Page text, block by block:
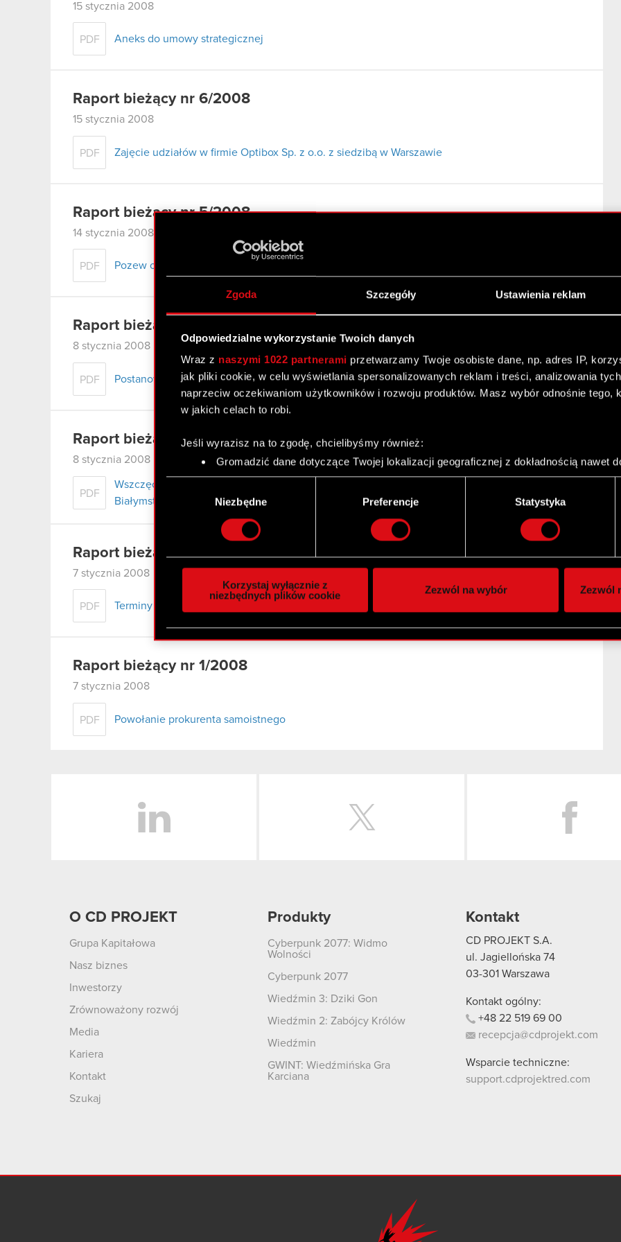
Zgoda Szczegóły Ustawienia reklam
Odpowiedzialne wykorzystanie Twoich danych
Wraz z naszymi 1022 partnerami przetwarzamy Twoje osobiste dane, np. adres IP,
jak pliki cookie, w celu wyświetlania spersonalizowanych reklam i treści, analizowania
naprzeciw oczekiwaniom użytkowników i rozwoju produktów. Masz wybór odnośnie tego,
w jakich celach to robi.
Jeśli wyrazisz na to zgodę, chcielibyśmy również:
Gromadzić dane dotyczące Twojej lokalizacji geograficznej z dokładnością nawet
Identyfikować Twoje urządzenie, aktywnie analizując charakteryzującego je zbiory
Dowiedz się więcej odnośnie tego, jak Twoje osobiste dane są przetwarzane oraz ustaw
szczegółów . W Deklaracji plików cookie możesz zmienić lub wycofać swoją zgodę w
Wykorzystujemy pliki cookie do spersonalizowania treści i reklam, aby oferować funkcje
społecznościowym, reklamowym i analitycznym. Partnerzy mogą połączyć te informacje
otrzymanymi od Ciebie lub uzyskanymi podczas korzystania z ich usług. Kontynuując
zgadasz się na używanie plików cookie.
Niezbędne Preferencje Statystyka
Korzystaj wyłącznie z
niezbędnych plików cookie
Zezwól na wybór Zezwól
15 stycznia 2008
PDF Aneks do umowy strategicznej
Raport bieżący nr 6/2008
15 stycznia 2008
PDF Zajęcie udziałów w firmie Optibox Sp. z o.o. z siedzibą w Warszawie
Raport bieżący nr 5/2008
14 stycznia 2008
PDF Pozew o zapłatę przeciwko Zatra S.A.
Raport bieżący nr 4/2008
8 stycznia 2008
PDF Postanowienie Sądu Rejonowego dla m.st. Warszawy XIII Wydział Gospodarczy KRS
Raport bieżący nr 3/2008
8 stycznia 2008
PDF
Wszczęcie postępowania egzekucyjnego przez Komornika Sądowego przy Sądzie w
Białymstoku i zajęcie wierzytelności.
Raport bieżący nr 2/2008
7 stycznia 2008
PDF Terminy przekazywania raportów okresowych w 2008 roku
Raport bieżący nr 1/2008
7 stycznia 2008
PDF Powołanie prokurenta samoistnego
O CD PROJEKT
Grupa Kapitałowa
Nasz biznes
Inwestorzy
Zrównoważony rozwój
Media
Kariera
Kontakt
Szukaj
Produkty
Cyberpunk 2077: Widmo
Wolności
Cyberpunk 2077
Wiedźmin 3: Dziki Gon
Wiedźmin 2: Zabójcy Królów
Wiedźmin
GWINT: Wiedźmińska Gra
Karciana
Kontakt
CD PROJEKT S.A.
ul. Jagiellońska 74
03-301 Warszawa
Kontakt ogólny:
+48 22 519 69 00
recepcja@cdprojekt.com
Wsparcie techniczne:
support.cdprojektred.com